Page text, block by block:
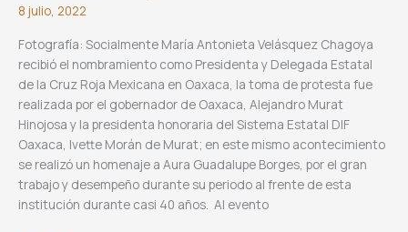
8 julio, 2022
Fotografía: Socialmente María Antonieta Velásquez Chagoya
recibió el nombramiento como Presidenta y Delegada Estatal
de la Cruz Roja Mexicana en Oaxaca, la toma de protesta fue
realizada por el gobernador de Oaxaca, Alejandro Murat
Hinojosa y la presidenta honoraria del Sistema Estatal DIF
Oaxaca, Ivette Morán de Murat; en este mismo acontecimiento
se realizó un homenaje a Aura Guadalupe Borges, por el gran
trabajo y desempeño durante su periodo al frente de esta
institución durante casi 40 años. Al evento